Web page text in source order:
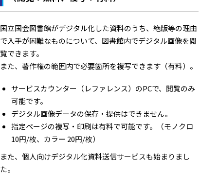
国立国会図書館がデジタル化した資料のうち、絶版等の理由
で入手が困難なものについて、図書館内でデジタル画像を閲
覧できます。
また、著作権の範囲内で必要箇所を複写できます（有料）。
サービスカウンター（レファレンス）のPCで、閲覧のみ
可能です。
デジタル画像データの保存・提供はできません。
指定ページの複写・印刷は有料で可能です。（モノクロ
10円/枚、カラー 20円/枚）
また、個人向けデジタル化資料送信サービスも始まりまし
た。